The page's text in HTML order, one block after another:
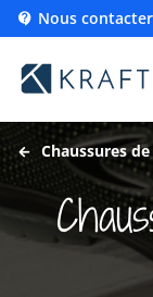
 Nous contacter
Chaussures